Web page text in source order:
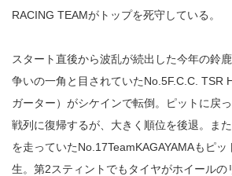
RACING TEAMがトップを死守している。
スタート直後から波乱が続出した今年の鈴
争いの一角と目されていたNo.5F.C.C. TSR
ガーター）がシケインで転倒。ピットに戻
戦列に復帰するが、大きく順位を後退。ま
を走っていたNo.17TeamKAGAYAMAもピ
生。第2スティントでもタイヤがホイールの